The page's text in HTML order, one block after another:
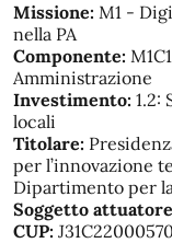
Missione: M1 -
nella PA
Componente:
Amministrazione
Investimento: 1.2:
locali
Titolare:
per l’innovazione
Dipartimento per
Soggetto
CUP: